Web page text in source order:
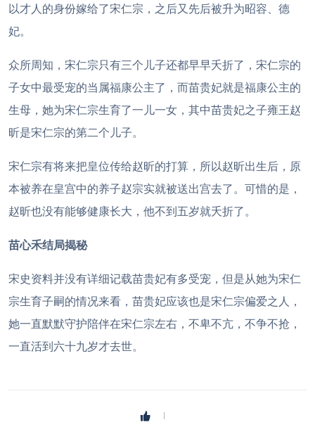
以才人的身份嫁给了宋仁宗，之后又先后被升为昭容、德
妃。
众所周知，宋仁宗只有三个儿子还都早早夭折了，宋仁宗的
子女中最受宠的当属福康公主了，而苗贵妃就是福康公主的
生母，她为宋仁宗生育了一儿一女，其中苗贵妃之子雍王赵
昕是宋仁宗的第二个儿子。
宋仁宗有将来把皇位传给赵昕的打算，所以赵昕出生后，原
本被养在皇宫中的养子赵宗实就被送出宫去了。可惜的是，
赵昕也没有能够健康长大，他不到五岁就夭折了。
苗心禾结局揭秘
宋史资料并没有详细记载苗贵妃有多受宠，但是从她为宋仁
宗生育子嗣的情况来看，苗贵妃应该也是宋仁宗偏爱之人，
她一直默默守护陪伴在宋仁宗左右，不卑不亢，不争不抢，
一直活到六十九岁才去世。